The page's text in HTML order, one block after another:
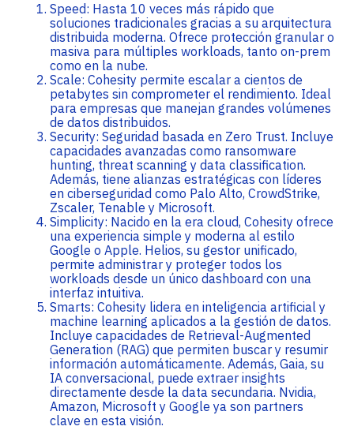
Speed: Hasta 10 veces más rápido que
soluciones tradicionales gracias a su arquitectura
distribuida moderna. Ofrece protección granular o
masiva para múltiples workloads, tanto on-prem
como en la nube.
Scale: Cohesity permite escalar a cientos de
petabytes sin comprometer el rendimiento. Ideal
para empresas que manejan grandes volúmenes
de datos distribuidos.
Security: Seguridad basada en Zero Trust. Incluye
capacidades avanzadas como ransomware
hunting, threat scanning y data classification.
Además, tiene alianzas estratégicas con líderes
en ciberseguridad como Palo Alto, CrowdStrike,
Zscaler, Tenable y Microsoft.
Simplicity: Nacido en la era cloud, Cohesity ofrece
una experiencia simple y moderna al estilo
Google o Apple. Helios, su gestor unificado,
permite administrar y proteger todos los
workloads desde un único dashboard con una
interfaz intuitiva.
Smarts: Cohesity lidera en inteligencia artificial y
machine learning aplicados a la gestión de datos.
Incluye capacidades de Retrieval-Augmented
Generation (RAG) que permiten buscar y resumir
información automáticamente. Además, Gaia, su
IA conversacional, puede extraer insights
directamente desde la data secundaria. Nvidia,
Amazon, Microsoft y Google ya son partners
clave en esta visión.